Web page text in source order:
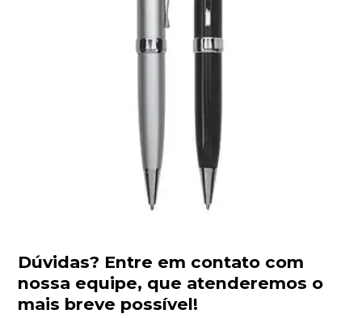
Dúvidas? Entre em contato com
nossa equipe, que atenderemos o
mais breve possível!